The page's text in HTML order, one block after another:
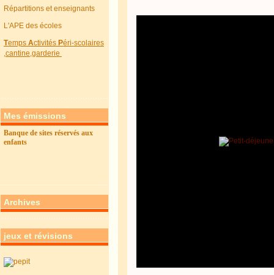
Répartitions et enseignants
L'APE des écoles
TempsActivitésPéri-scolaires
,cantine,garderie
Mes émissions
Banque de sites réservés aux
enfants
Archives
jeux et révisions